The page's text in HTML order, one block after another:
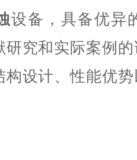
设备，具备优异
研究和实际案例
构设计、性能优